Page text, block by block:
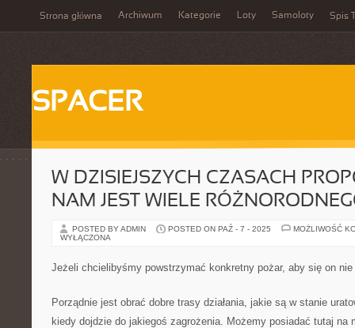
Strona główna Archiwum Kategorie Loty Samoloty Spis
SPACER
W DZISIEJSZYCH CZASACH
NAM JEST WIELE
POSTED BY ADMIN POSTED ON PAŹ - 7 - 2025
MOŻLIWOŚĆ
WYŁĄCZONA
Jeżeli chcielibyśmy powstrzymać konkretny pożar, aby się on nie
Porządnie jest obrać dobre trasy działania, jakie są w stanie
kiedy dojdzie do jakiegoś zagrożenia. Możemy posiadać tutaj na